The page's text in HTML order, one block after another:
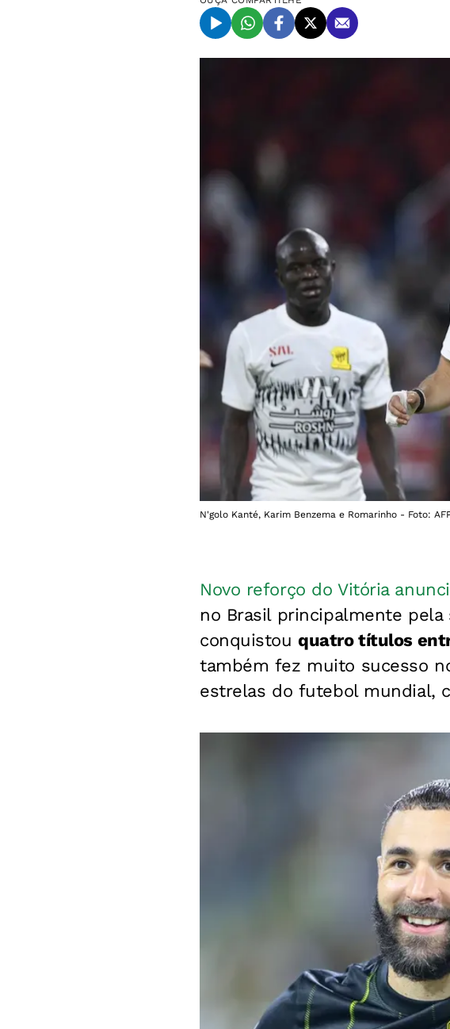
N'golo Kanté, Karim Benzema e Romarinho - Foto:
Novo reforço do Vitória
no Brasil principalmente pela
conquistouquatro títulos
também fez muito sucesso
estrelas do futebol mundial,